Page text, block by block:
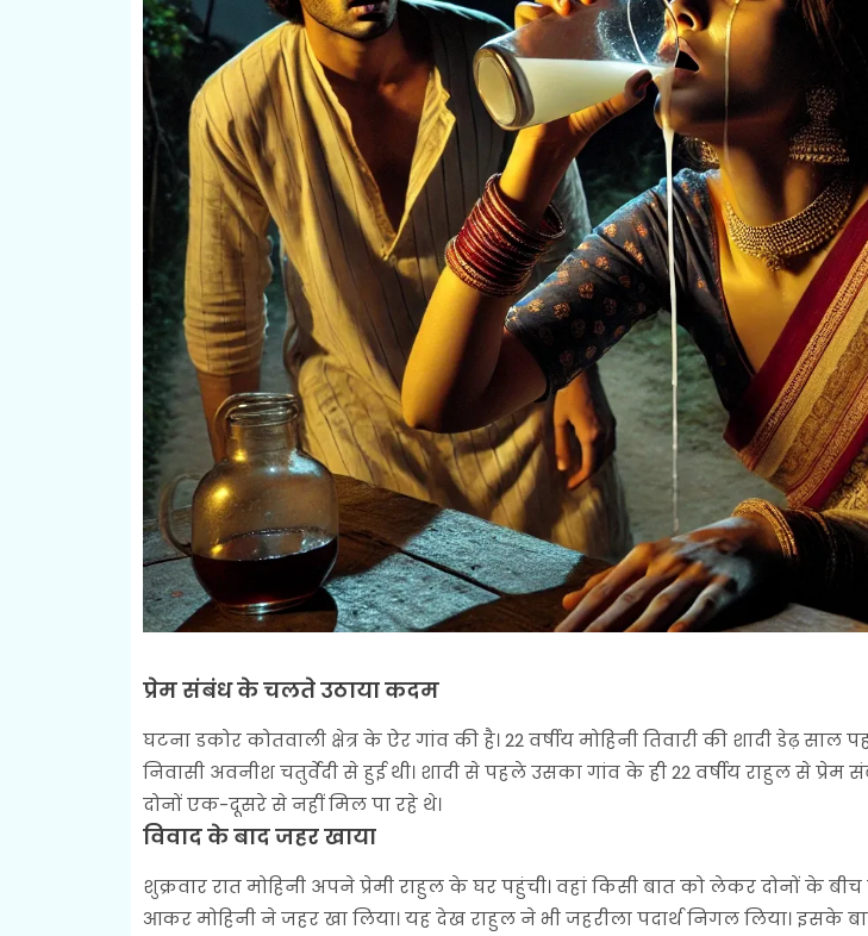
प्रेम संबंध के चलते उठाया कदम
घटना डकोर कोतवाली क्षेत्र के ऐर गांव की है। 22 वर्षीय मोहिनी तिवारी की शादी डेढ़
निवासी अवनीश चतुर्वेदी से हुई थी। शादी से पहले उसका गांव के ही 22 वर्षीय राहुल से प्रेम
दोनों एक-दूसरे से नहीं मिल पा रहे थे।
विवाद के बाद जहर खाया
शुक्रवार रात मोहिनी अपने प्रेमी राहुल के घर पहुंची। वहां किसी बात को लेकर दोनों के
आकर मोहिनी ने जहर खा लिया। यह देख राहुल ने भी जहरीला पदार्थ निगल लिया। इसके